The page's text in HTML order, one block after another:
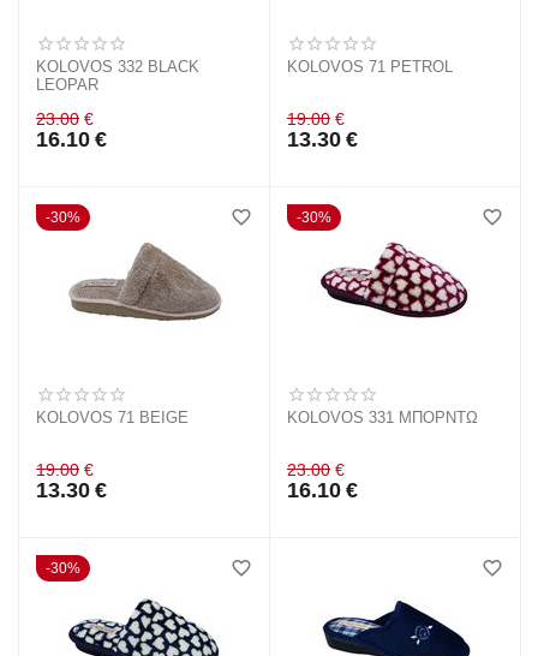
KOLOVOS 332 BLACK
LEOPAR
23.00 €
16.10 €
KOLOVOS 71 PETROL
19.00 €
13.30 €
30%
KOLOVOS 71 BEIGE
19.00 €
13.30 €
30%
KOLOVOS 331 ΜΠΟΡΝΤΩ
23.00 €
16.10 €
30%